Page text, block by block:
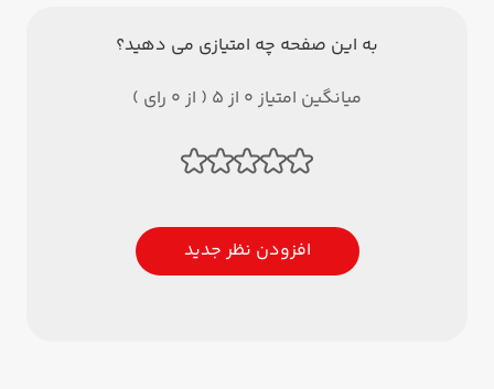
به این صفحه چه امتیازی می دهید؟
میانگین امتیاز 0 از 5 ( از 0 رای )
افزودن نظر جدید